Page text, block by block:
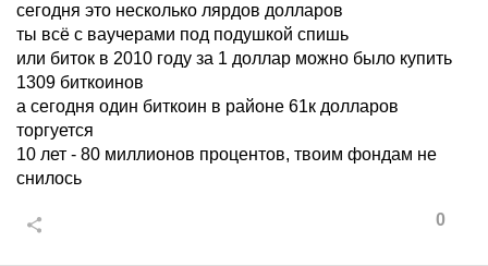
сегодня это несколько лярдов долларов
ты всё с ваучерами под подушкой спишь
или биток в 2010 году за 1 доллар можно было купить
1309 биткоинов
а сегодня один биткоин в районе 61к долларов
торгуется
10 лет - 80 миллионов процентов, твоим фондам не
снилось
0